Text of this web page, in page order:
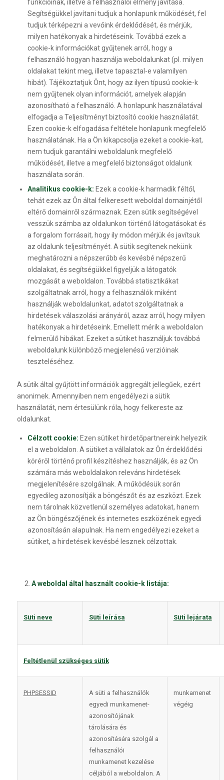
funkcióinak, illetve a felhasználói élmény javítása.
Segítségükkel javítani tudjuk a honlapunk működését, fel
tudjuk térképezni a vevőink érdeklődését, és mérjük,
milyen hatékonyak a hirdetéseink. Továbbá ezek a
cookie-k információkat gyűjtenek arról, hogy a
felhasználó hogyan használja weboldalunkat (pl. milyen
oldalakat tekint meg, illetve tapasztal-e valamilyen
hibát). Tájékoztatjuk Önt, hogy az ilyen típusú cookie-k
nem gyűjtenek olyan információt, amelyek alapján
azonosítható a felhasználó. A honlapunk használatával
elfogadja a Teljesítményt biztosító cookie használatát.
Ezen cookie-k elfogadása feltétele honlapunk megfelelő
használatának. Ha a Ön kikapcsolja ezeket a cookie-kat,
nem tudjuk garantálni weboldalunk megfelelő
működését, illetve a megfelelő biztonságot oldalunk
használata során.
Analitikus cookie-k: Ezek a cookie-k harmadik féltől,
tehát ezek az Ön által felkeresett weboldal domainjétől
eltérő domainről származnak. Ezen sütik segítségével
vesszük számba az oldalunkon történő látogatásokat és
a forgalom forrásait, hogy ily módon mérjük és javítsuk
az oldalunk teljesítményét. A sütik segítenek nekünk
meghatározni a népszerűbb és kevésbé népszerű
oldalakat, és segítségükkel figyeljük a látogatók
mozgását a weboldalon. Továbbá statisztikákat
szolgáltatnak arról, hogy a felhasználók miként
használják weboldalunkat, adatot szolgáltatnak a
hirdetések válaszolási arányáról, azaz arról, hogy milyen
hatékonyak a hirdetéseink. Emellett mérik a weboldalon
felmerülő hibákat. Ezeket a sütiket használjuk továbbá
weboldalunk különböző megjelenésű verzióinak
teszteléséhez.
A sütik által gyűjtött információk aggregált jellegűek, ezért
anonimek. Amennyiben nem engedélyezi a sütik
használatát, nem értesülünk róla, hogy felkereste az
oldalunkat.
Célzott cookie: Ezen sütiket hirdetőpartnereink helyezik
el a weboldalon. A sütiket a vállalatok az Ön érdeklődési
köréről történő profil készítéshez használják, és az Ön
számára más weboldalakon releváns hirdetések
megjelenítésére szolgálnak. A működésük során
egyedileg azonosítják a böngészőt és az eszközt. Ezek
nem tárolnak közvetlenül személyes adatokat, hanem
az Ön böngészőjének és internetes eszközének egyedi
azonosításán alapulnak. Ha nem engedélyezi ezeket a
sütiket, a hirdetések kevésbé lesznek célzottak.
A weboldal által használt cookie-k listája:
Süti neve Süti leírása Süti lejárata
Feltétlenül szükséges sütik
PHPSESSID
A süti a felhasználók
egyedi munkamenet-
azonosítójának
tárolására és
azonosítására szolgál a
felhasználói
munkamenet kezelése
céljából a weboldalon. A
munkamenet
végéig